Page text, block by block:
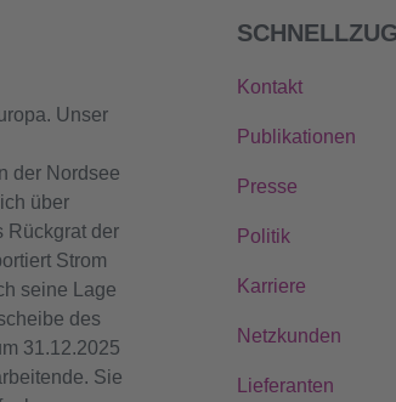
Unser
der Nordsee
über
Rückgrat der
Strom
seine Lage
des
31.12.2025
Sie
Kontakt
Publikationen
Presse
Politik
Karriere
Netzkunden
Lieferanten